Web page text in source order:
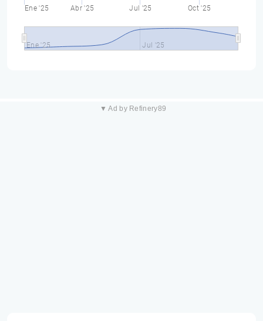
Ene '25 Abr '25 Jul '25 Oct '25
Ene '25 Jul '25
▼ Ad by Refinery89